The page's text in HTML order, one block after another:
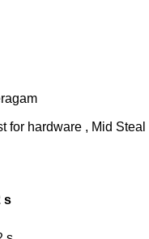
for hardware , Mid
s